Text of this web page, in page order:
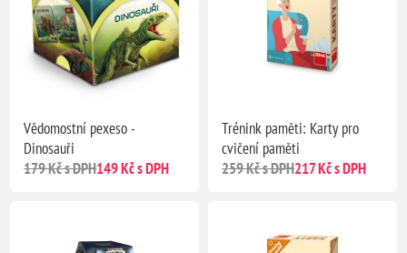
Vědomostní pexeso -
Dinosauři
179 Kč s DPH149 Kč s DPH
Trénink paměti: Karty pro
cvičení paměti
259 Kč s DPH217 Kč s DPH